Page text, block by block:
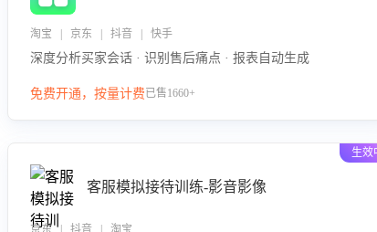
淘宝 | 京东 | 抖音 | 快手
深度分析买家会话 · 识别售后痛点 · 报表自动生成
免费开通，按量计费已售1660+
生效
客服模拟接待训练-影音影像
京东 | 抖音 | 淘宝